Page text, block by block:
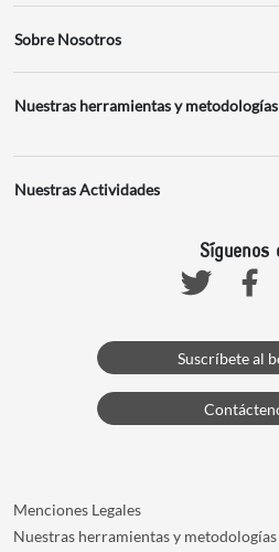
Sobre Nosotros
Nuestras herramientas y metodologías
Nuestras Actividades
Síguenos
Twitter
Suscríbete al
Menciones Legales
Nuestras herramientas y metodologías